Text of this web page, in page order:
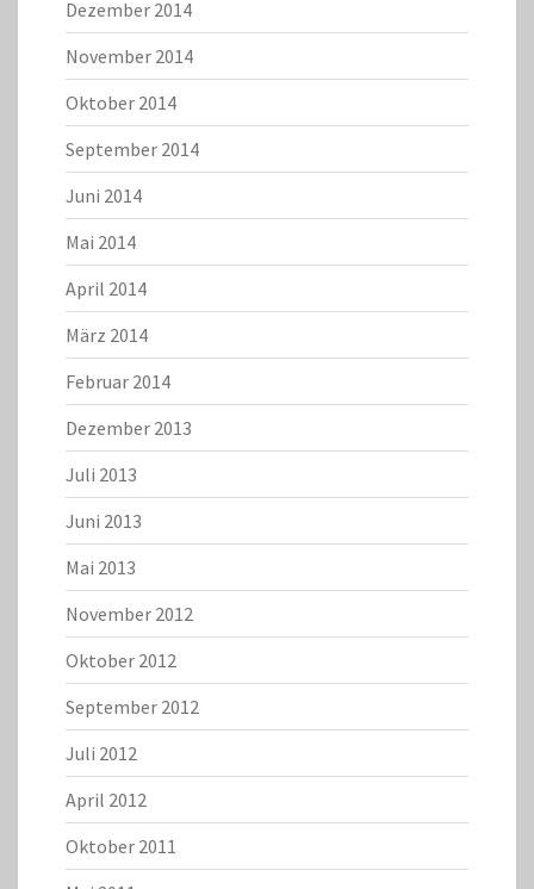
Dezember 2014
November 2014
Oktober 2014
September 2014
Juni 2014
Mai 2014
April 2014
März 2014
Februar 2014
Dezember 2013
Juli 2013
Juni 2013
Mai 2013
November 2012
Oktober 2012
September 2012
Juli 2012
April 2012
Oktober 2011